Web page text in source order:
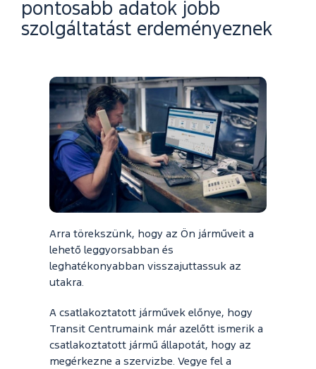
pontosabb adatok jobb
szolgáltatást erdeményeznek
Arra törekszünk, hogy az Ön járműveit a
lehető leggyorsabban és
leghatékonyabban visszajuttassuk az
utakra.
A csatlakoztatott járművek előnye, hogy
Transit Centrumaink már azelőtt ismerik a
csatlakoztatott jármű állapotát, hogy az
megérkezne a szervizbe. Vegye fel a